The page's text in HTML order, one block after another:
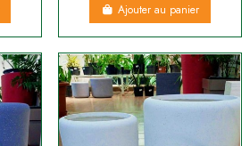
Ajouter au panier